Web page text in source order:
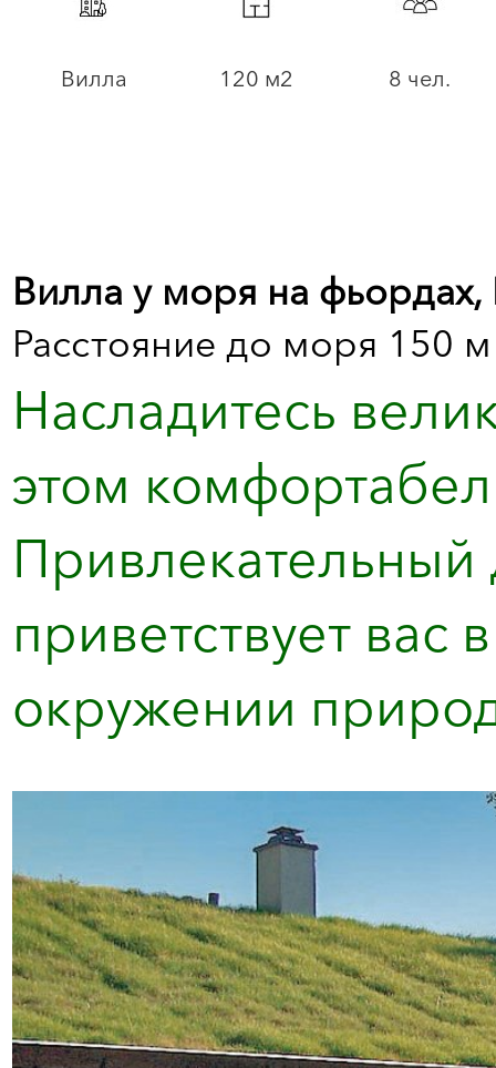
Вилла 120 м2 8 чел.
Вилла у моря на
Расстояние до моря 150 м
Насладитесь
этом
приветствует вас
окружении